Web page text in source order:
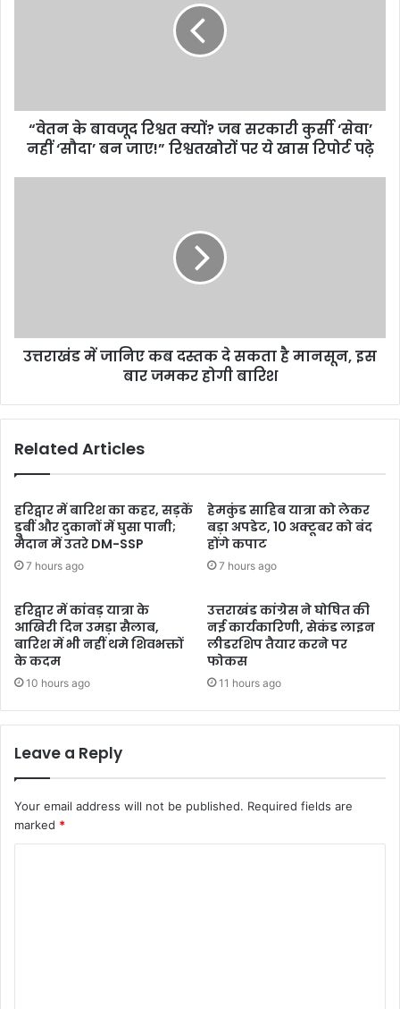
e
“वेतन के बावजूद रिश्वत क्यों? जब सरकारी कुर्सी ‘सेवा’
नहीं ‘सौदा’ बन जाए!” रिश्वतखोरों पर ये खास रिपोर्ट पढ़े
उत्तराखंड में जानिए कब दस्तक दे सकता है मानसून, इस
बार जमकर होगी बारिश
Related Articles
हरिद्वार में बारिश का कहर, सड़कें
डूबीं और दुकानों में घुसा पानी;
मैदान में उतरे DM-SSP
7 hours ago
हेमकुंड साहिब यात्रा को लेकर
बड़ा अपडेट, 10 अक्टूबर को बंद
होंगे कपाट
7 hours ago
हरिद्वार में कांवड़ यात्रा के
आखिरी दिन उमड़ा सैलाब,
बारिश में भी नहीं थमे शिवभक्तों
के कदम
10 hours ago
उत्तराखंड कांग्रेस ने घोषित की
नई कार्यकारिणी, सेकंड लाइन
लीडरशिप तैयार करने पर
फोकस
11 hours ago
Leave a Reply
Your email address will not be published. Required fields are
marked *